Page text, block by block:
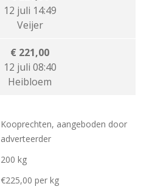
Kooprechten, aangeboden door
adverteerder
200 kg
€225,00 per kg
12 juli 14:49
Veijer
€ 221,00
12 juli 08:40
Heibloem